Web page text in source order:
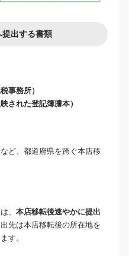
出する書類
事務所）
された登記簿謄本）
ど、都道府県を跨ぐ本店移
、 本店移転後速やかに提出
先は本店移転後の所在地を
す。